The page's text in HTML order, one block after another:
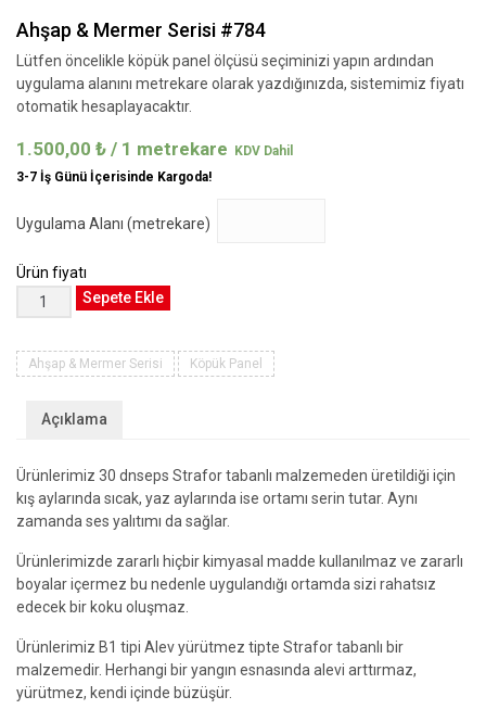
Ahşap & Mermer Serisi #784
Lütfen öncelikle köpük panel ölçüsü seçiminizi yapın ardından
uygulama alanını metrekare olarak yazdığınızda, sistemimiz fiyatı
otomatik hesaplayacaktır.
1.500,00 ₺ / 1 metrekare
3-7 İş Günü İçerisinde Kargoda!
Uygulama Alanı (metrekare)
Ürün fiyatı
Ahşap
&
Serisi
adet
Sepete Ekle
Ahşap & Mermer Serisi Köpük Panel
Açıklama
Ürünlerimiz 30 dnseps Strafor tabanlı malzemeden üretildiği için
kış aylarında sıcak, yaz aylarında ise ortamı serin tutar. Aynı
zamanda ses yalıtımı da sağlar.
Ürünlerimizde zararlı hiçbir kimyasal madde kullanılmaz ve zararlı
boyalar içermez bu nedenle uygulandığı ortamda sizi rahatsız
edecek bir koku oluşmaz.
Ürünlerimiz B1 tipi Alev yürütmez tipte Strafor tabanlı bir
malzemedir. Herhangi bir yangın esnasında alevi arttırmaz,
yürütmez, kendi içinde büzüşür.